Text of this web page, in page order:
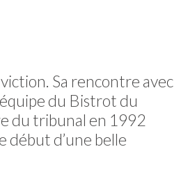
Sa rencontre avec
du Bistrot du
du tribunal en 1992
début d’une belle